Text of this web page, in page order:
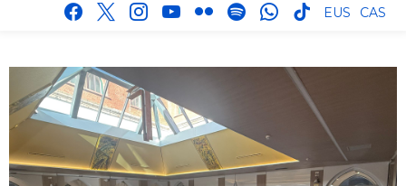
facebook
x instagram
youtube
flickr spotifywhatsapp
tik
EUS CAS